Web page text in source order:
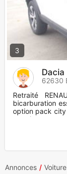
3
62630
Retraité
bicarburation
option pack city
avertisseurs
Annonces